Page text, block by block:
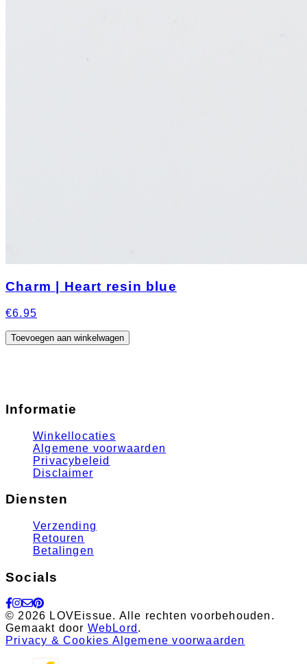
Charm | Heart resin blue
€6.95
Toevoegen aan winkelwagen
Informatie
Winkellocaties
Algemene voorwaarden
Privacybeleid
Disclaimer
Diensten
Verzending
Retouren
Betalingen
Socials
© 2026 LOVEissue. Alle rechten voorbehouden.
Gemaakt door WebLord .
Privacy & Cookies Algemene voorwaarden